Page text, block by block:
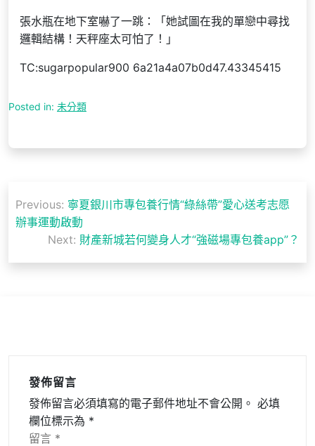
張水瓶在地下室嚇了一跳：「她試圖在我的單戀中尋找
邏輯結構！天秤座太可怕了！」
TC:sugarpopular900 6a21a4a07b0d47.43345415
Posted in: 未分類
章
覽
Previous: 寧夏銀川市專包養行情“綠絲帶”愛心送考志愿
辦事運動啟動
Next: 財產新城若何變身人才“強磁場專包養app”？
發佈留言
發佈留言必須填寫的電子郵件地址不會公開。 必填
欄位標示為 *
留言 *